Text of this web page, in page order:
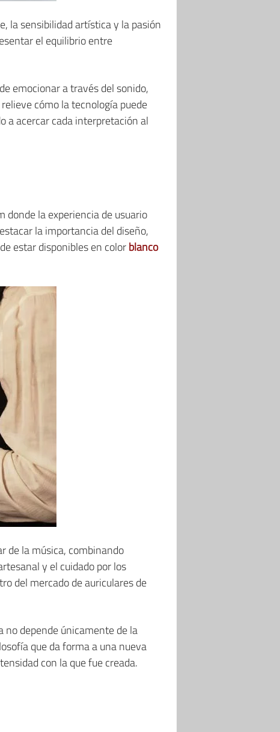
la sensibilidad artística y la pasión
el equilibrio entre
emocionar a través del sonido,
cómo la tecnología puede
a acercar cada interpretación al
donde la experiencia de usuario
la importancia del diseño,
estar disponibles en colorblanco
de la música, combinando
y el cuidado por los
del mercado de auriculares de
no depende únicamente de la
que da forma a una nueva
con la que fue creada.